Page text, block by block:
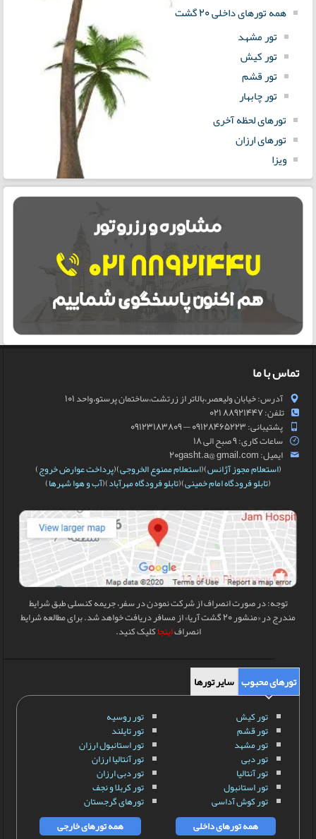
همه تورهای داخلی 20 گشت
تور مشهد
تور کیش
تور قشم
تور چابهار
تورهای لحظه آخری
تورهای ارزان
ویزا
تماس با ما
آدرس: خیابان ولیعصر،بالاتر از زرتشت،ساختمان پرستو،واحد 101
تلفن: 88921447 021
پشتیبانی: 09128465223 — 09123183809
ساعات کاری: 9 صبح الی 18
ایمیل: 20gasht.a@ gmail.com
(استعلام مجوز آژانس)(استعلام ممنوع الخروجی)(پرداخت عوارض خروج)
(تابلو فرودگاه امام خمینی)(تابلو فرودگاه مهرآباد)(آب و هوا شهرها)
توجه: در صورت انصراف از شرکت نمودن در سفر، جریمه کنسلی طبق شرایط
مندرج در «منشور 20 گشت آریا» از مسافر دریافت خواهد شد. برای مطالعه شرایط
انصرافاینجاکلیک کنید.
تورهای محبوب سایر تورها
تور کیش
تور قشم
تور مشهد
تور دبی
تور آنتالیا
تور استانبول
تور کوش آداسی
تور روسیه
تور تایلند
تور استانبول ارزان
تور آنتالیا ارزان
تور دبی ارزان
تور کربلا و نجف
تورهای گرجستان
همه تورهای داخلی
همه تورهای خارجی